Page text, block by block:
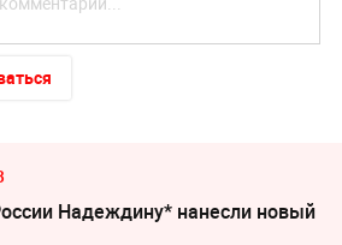
Надеждину* нанесли новый